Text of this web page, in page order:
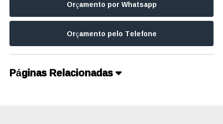
Orçamento por Whatsapp
Orçamento pelo Telefone
Páginas Relacionadas